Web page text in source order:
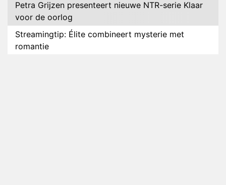
Petra Grijzen presenteert nieuwe NTR-serie Klaar
voor de oorlog
Streamingtip: Élite combineert mysterie met
romantie